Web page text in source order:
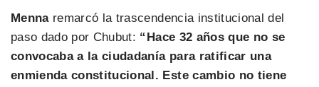
Mennaremarcó la trascendencia institucional del
paso dado por Chubut: “Hace 32 años que no se
convocaba a la ciudadanía para ratificar una
enmienda constitucional. Este cambio no tiene